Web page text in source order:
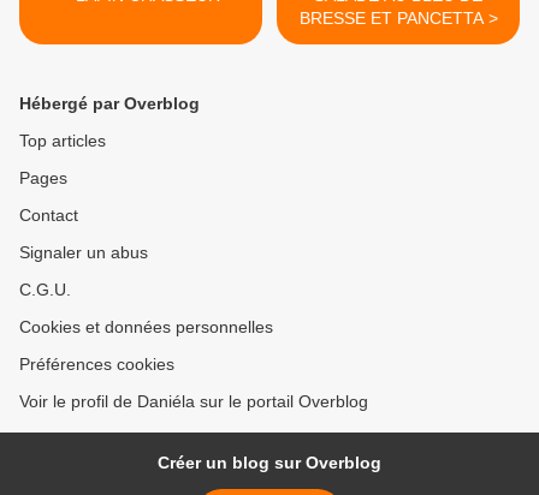
BRESSE ET PANCETTA >
Hébergé par Overblog
Top articles
Pages
Contact
Signaler un abus
C.G.U.
Cookies et données personnelles
Préférences cookies
Voir le profil de Daniéla sur le portail Overblog
Créer un blog sur Overblog